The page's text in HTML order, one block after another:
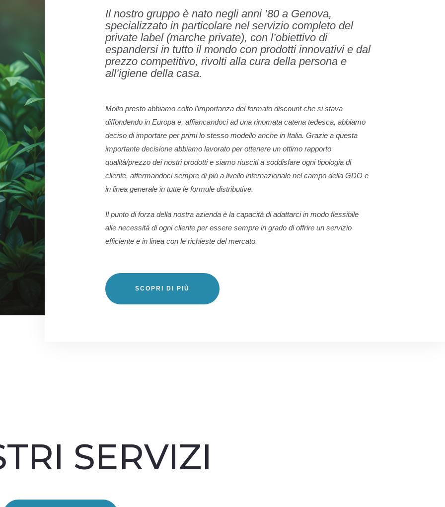
Il nostro gruppo è nato negli anni ’80 a Genova,
specializzato in particolare nel servizio completo del
private label (marche private), con l’obiettivo di
espandersi in tutto il mondo con prodotti innovativi e dal
prezzo competitivo, rivolti alla cura della persona e
all’igiene della casa.
Molto presto abbiamo colto l’importanza del formato discount che si stava
diffondendo in Europa e, affiancandoci ad una rinomata catena tedesca, abbiamo
deciso di importare per primi lo stesso modello anche in Italia. Grazie a questa
importante decisione abbiamo lavorato per ottenere un ottimo rapporto
qualità/prezzo dei nostri prodotti e siamo riusciti a soddisfare ogni tipologia di
cliente, affermandoci sempre di più a livello internazionale nel campo della GDO e
in linea generale in tutte le formule distributive.
Il punto di forza della nostra azienda è la capacità di adattarci in modo flessibile
alle necessità di ogni cliente per essere sempre in grado di offrire un servizio
efficiente e in linea con le richieste del mercato.
SCOPRI DI PIÙ
SERVIZI